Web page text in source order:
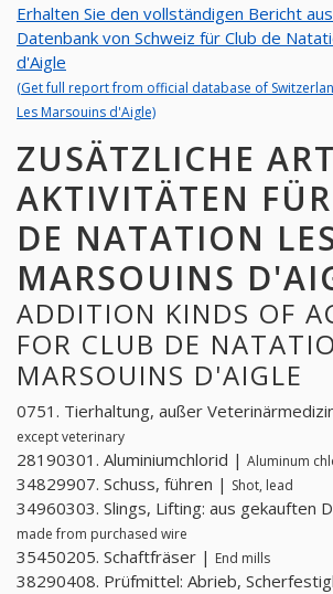
Erhalten Sie den vollständigen Bericht
Datenbank von Schweiz für Club de
d'Aigle
(Get full report from official database of
Les Marsouins d'Aigle)
ZUSÄTZLICHE
AKTIVITÄTEN
DE NATATION
MARSOUINS
ADDITION KINDS OF
FOR CLUB DE
MARSOUINS D'AIGLE
0751. Tierhaltung, außer
except veterinary
28190301. Aluminiumchlorid | Aluminum
34829907. Schuss, führen | Shot, lead
34960303. Slings, Lifting: aus gekauften
made from purchased wire
35450205. Schaftfräser | End mills
38290408. Prüfmittel: Abrieb,